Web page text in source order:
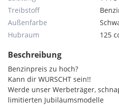
Treibstoff
Außenfarbe
Hubraum
125
Beschreibung
Benzinpreis zu hoch?
Kann dir WURSCHT sein!!
Werde unser Werbeträger,
limitierten Jubiläumsmodelle